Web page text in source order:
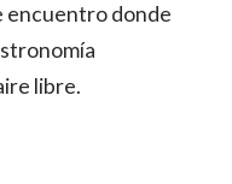
encuentro donde
libre.